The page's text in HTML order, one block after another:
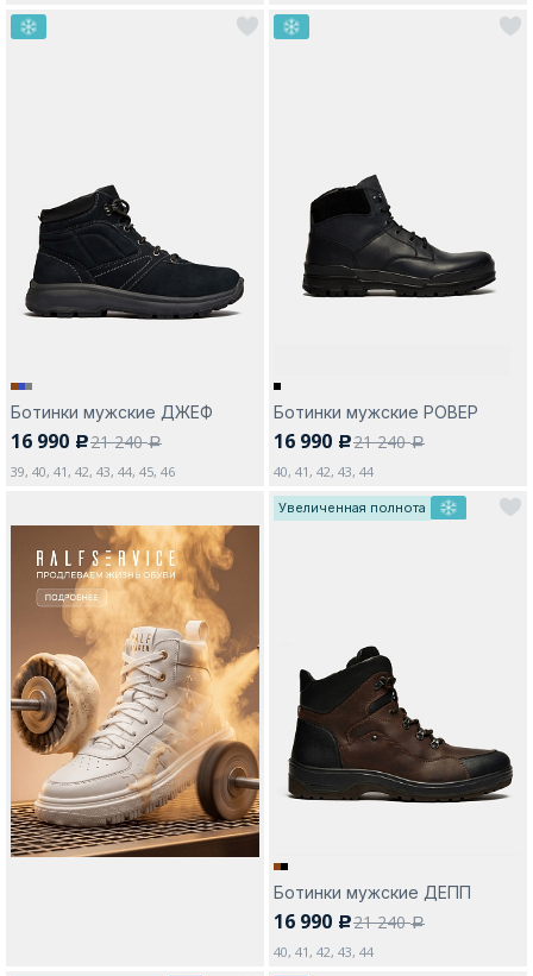
Ботинки мужские ДЖЕФ
16 990 c21 240a
39, 40, 41, 42, 43, 44, 45, 46
Ботинки мужские РОВЕР
16 990 c21 240a
40, 41, 42, 43, 44
Увеличенная полнота
Ботинки мужские ДЕПП
16 990 c21 240a
40, 41, 42, 43, 44